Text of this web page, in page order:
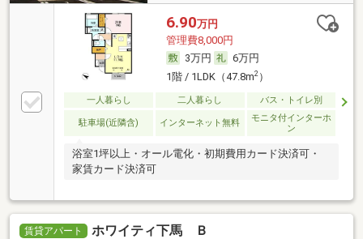
6.90万円
管理費8,000円
3万円
6万円
1階 / 1LDK（47.8m2）
一人暮らし 二人暮らし バス・トイレ別
駐車場(近隣含) インターネット無料
モニタ付インターホ
ン
浴室1坪以上・オール電化・初期費用カード決済可・
家賃カード決済可
賃貸アパート ホワイティ下馬 Ｂ